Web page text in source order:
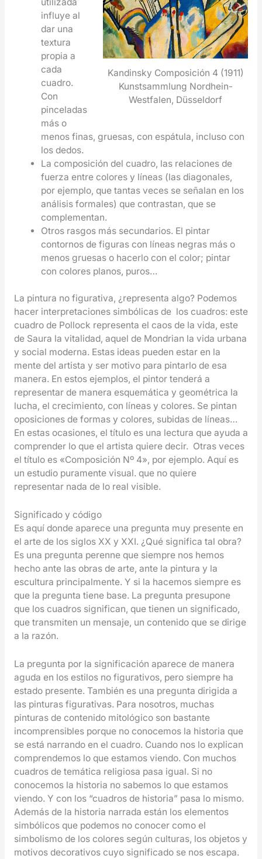
Kandinsky Composición 4 (1911)
Kunstsammlung Nordhein-
Westfalen, Düsseldorf
influye al
dar una
textura
propia a
cada
cuadro.
Con
pinceladas
más o
menos finas, gruesas, con espátula, incluso con
los dedos.
La composición del cuadro, las relaciones de
fuerza entre colores y líneas (las diagonales,
por ejemplo, que tantas veces se señalan en los
análisis formales) que contrastan, que se
complementan.
Otros rasgos más secundarios. El pintar
contornos de figuras con líneas negras más o
menos gruesas o hacerlo con el color; pintar
con colores planos, puros…
La pintura no figurativa, ¿representa algo? Podemos
hacer interpretaciones simbólicas de los cuadros: este
cuadro de Pollock representa el caos de la vida, este
de Saura la vitalidad, aquel de Mondrian la vida urbana
y social moderna. Estas ideas pueden estar en la
mente del artista y ser motivo para pintarlo de esa
manera. En estos ejemplos, el pintor tenderá a
representar de manera esquemática y geométrica la
lucha, el crecimiento, con líneas y colores. Se pintan
oposiciones de formas y colores, subidas de líneas…
En estas ocasiones, el título es una lectura que ayuda a
comprender lo que el artista quiere decir. Otras veces
el título es «Composición Nº 4», por ejemplo. Aquí es
un estudio puramente visual. que no quiere
representar nada de lo real visible.
Significado y código
Es aquí donde aparece una pregunta muy presente en
el arte de los siglos XX y XXI. ¿Qué significa tal obra?
Es una pregunta perenne que siempre nos hemos
hecho ante las obras de arte, ante la pintura y la
escultura principalmente. Y si la hacemos siempre es
que la pregunta tiene base. La pregunta presupone
que los cuadros significan, que tienen un significado,
que transmiten un mensaje, un contenido que se dirige
a la razón.
La pregunta por la significación aparece de manera
aguda en los estilos no figurativos, pero siempre ha
estado presente. También es una pregunta dirigida a
las pinturas figurativas. Para nosotros, muchas
pinturas de contenido mitológico son bastante
incomprensibles porque no conocemos la historia que
se está narrando en el cuadro. Cuando nos lo explican
comprendemos lo que estamos viendo. Con muchos
cuadros de temática religiosa pasa igual. Si no
conocemos la historia no sabemos lo que estamos
viendo. Y con los “cuadros de historia” pasa lo mismo.
Además de la historia narrada están los elementos
simbólicos que podemos no conocer como el
simbolismo de los colores según culturas, los objetos y
motivos decorativos cuyo significado se nos escapa.